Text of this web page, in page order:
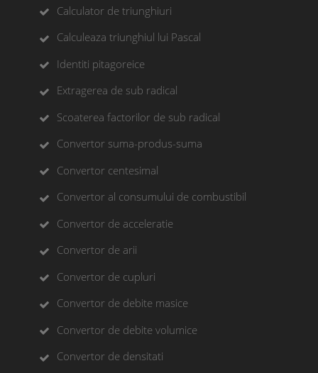
Calculator de triunghiuri
Calculeaza triunghiul lui Pascal
Identiti pitagoreice
Extragerea de sub radical
Scoaterea factorilor de sub radical
Convertor suma-produs-suma
Convertor centesimal
Convertor al consumului de combustibil
Convertor de acceleratie
Convertor de arii
Convertor de cupluri
Convertor de debite masice
Convertor de debite volumice
Convertor de densitati